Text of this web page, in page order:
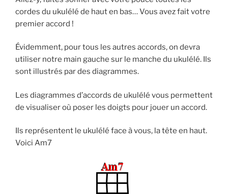
cordes du ukulélé de haut en bas… Vous avez fait votre
premier accord !
Évidemment, pour tous les autres accords, on devra
utiliser notre main gauche sur le manche du ukulélé. Ils
sont illustrés par des diagrammes.
Les diagrammes d’accords de ukulélé vous permettent
de visualiser où poser les doigts pour jouer un accord.
Ils représentent le ukulélé face à vous, la tête en haut.
Voici Am7